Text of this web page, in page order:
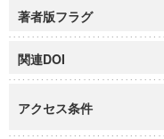
著者版フラグ
関連DOI
アクセス条件